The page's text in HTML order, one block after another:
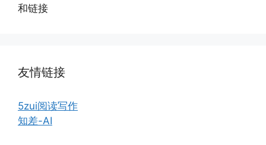
和链接
友情链接
5zui阅读写作
知差-AI